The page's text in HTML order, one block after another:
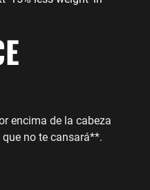
encima de la cabeza
no te cansará**.